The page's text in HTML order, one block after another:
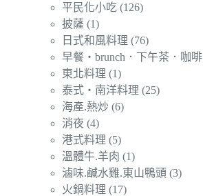
平民化小吃 (126)
披薩 (1)
日式和風料理 (76)
早餐‧brunch．下午茶．咖啡
東北料理 (1)
泰式‧南洋料理 (25)
海產.熱炒 (6)
消夜 (4)
港式料理 (5)
溫體牛.羊肉 (1)
滷味.鹹水雞.東山鴨頭 (3)
火鍋料理 (17)